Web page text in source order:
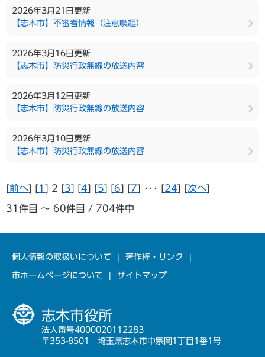
2026年3月21日更新
【志木市】不審者情報（注意喚起）
2026年3月16日更新
【志木市】防災行政無線の放送内容
2026年3月12日更新
【志木市】防災行政無線の放送内容
2026年3月10日更新
【志木市】防災行政無線の放送内容
[前へ] [1 ] 2 [3] [4] [5] [6] [7] ･･･ [24] [次へ]
31件目 ～ 60件目 / 704件中
個人情報の取扱いについて 著作権・リンク
市ホームページについて サイトマップ
志木市役所
法人番号4000020112283
〒353-8501 埼玉県志木市中宗岡1丁目1番1号